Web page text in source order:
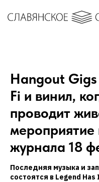
Hangout
Fi и винил,
проводит
мероприятие
журнала 18
Последняя музыка и
состоятся в Legend